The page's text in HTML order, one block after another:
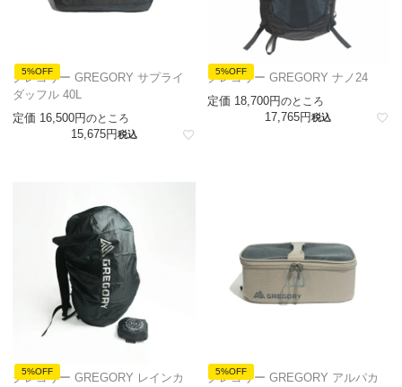
5%OFF
グレゴリー GREGORY サプライ
ダッフル 40L
定価 16,500 のところ
15,675 税込
5%OFF
グレゴリー GREGORY ナノ24
定価 18,700 のところ
17,765 税込
5%OFF
グレゴリー GREGORY レインカ
5%OFF
グレゴリー GREGORY アルパカ